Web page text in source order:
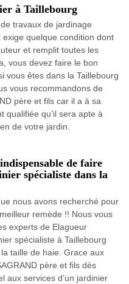
à Taillebourg
travaux de jardinage
quelque condition dont
et remplit toutes les
vous devez faire le bon
vous êtes dans la Taillebourg
vous recommandons de
père et fils car il a à sa
qualifiée qu’il sera apte à
de votre jardin.
de faire
spécialiste dans la
nous avons recherché pour
remède !! Nous vous
experts de Elagueur
spécialiste à Taillebourg
taille de haie. Grace aux
père et fils dès
aux services d’un jardinier